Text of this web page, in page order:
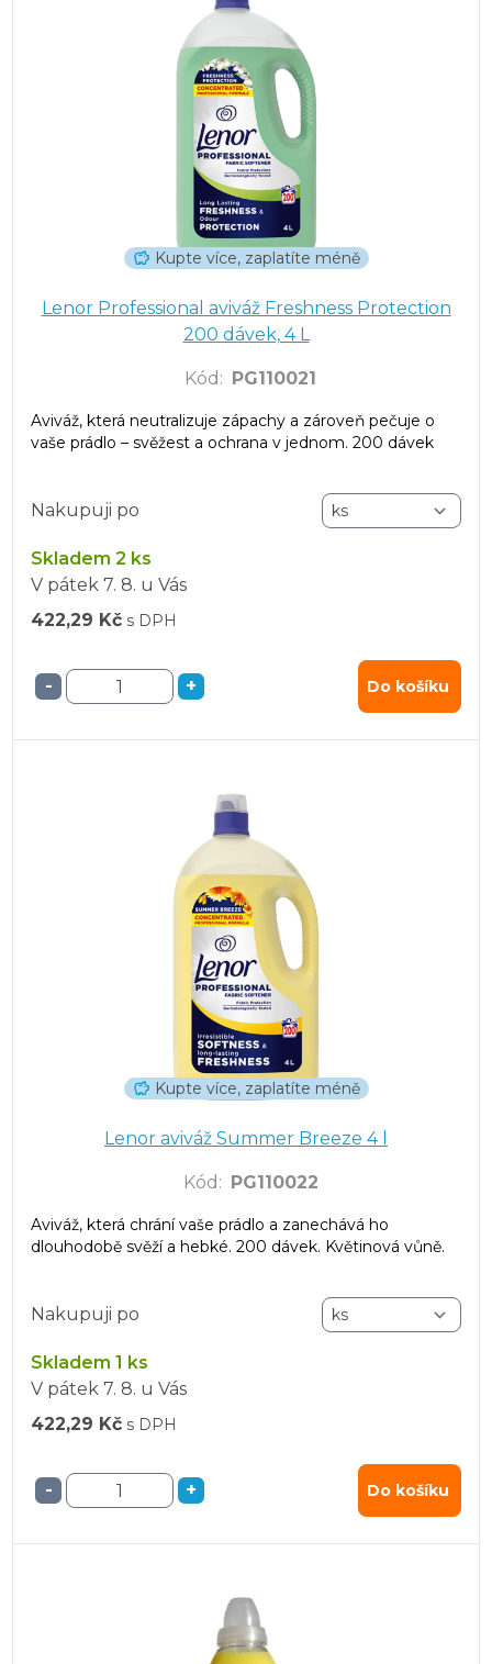
Kupte více, zaplatíte méně
Lenor Professional aviváž Freshness Protection
200 dávek, 4 L
Kód : PG110021
Aviváž, která neutralizuje zápachy a zároveň pečuje o
vaše prádlo – svěžest a ochrana v jednom. 200 dávek
Nakupuji po
Skladem 2 ks
V pátek 7. 8. u Vás
422,29 Kč s DPH
- + Do košíku
Kupte více, zaplatíte méně
Lenor aviváž Summer Breeze 4 l
Kód : PG110022
Aviváž, která chrání vaše prádlo a zanechává ho
dlouhodobě svěží a hebké. 200 dávek. Květinová vůně.
Nakupuji po
Skladem 1 ks
V pátek 7. 8. u Vás
422,29 Kč s DPH
- + Do košíku